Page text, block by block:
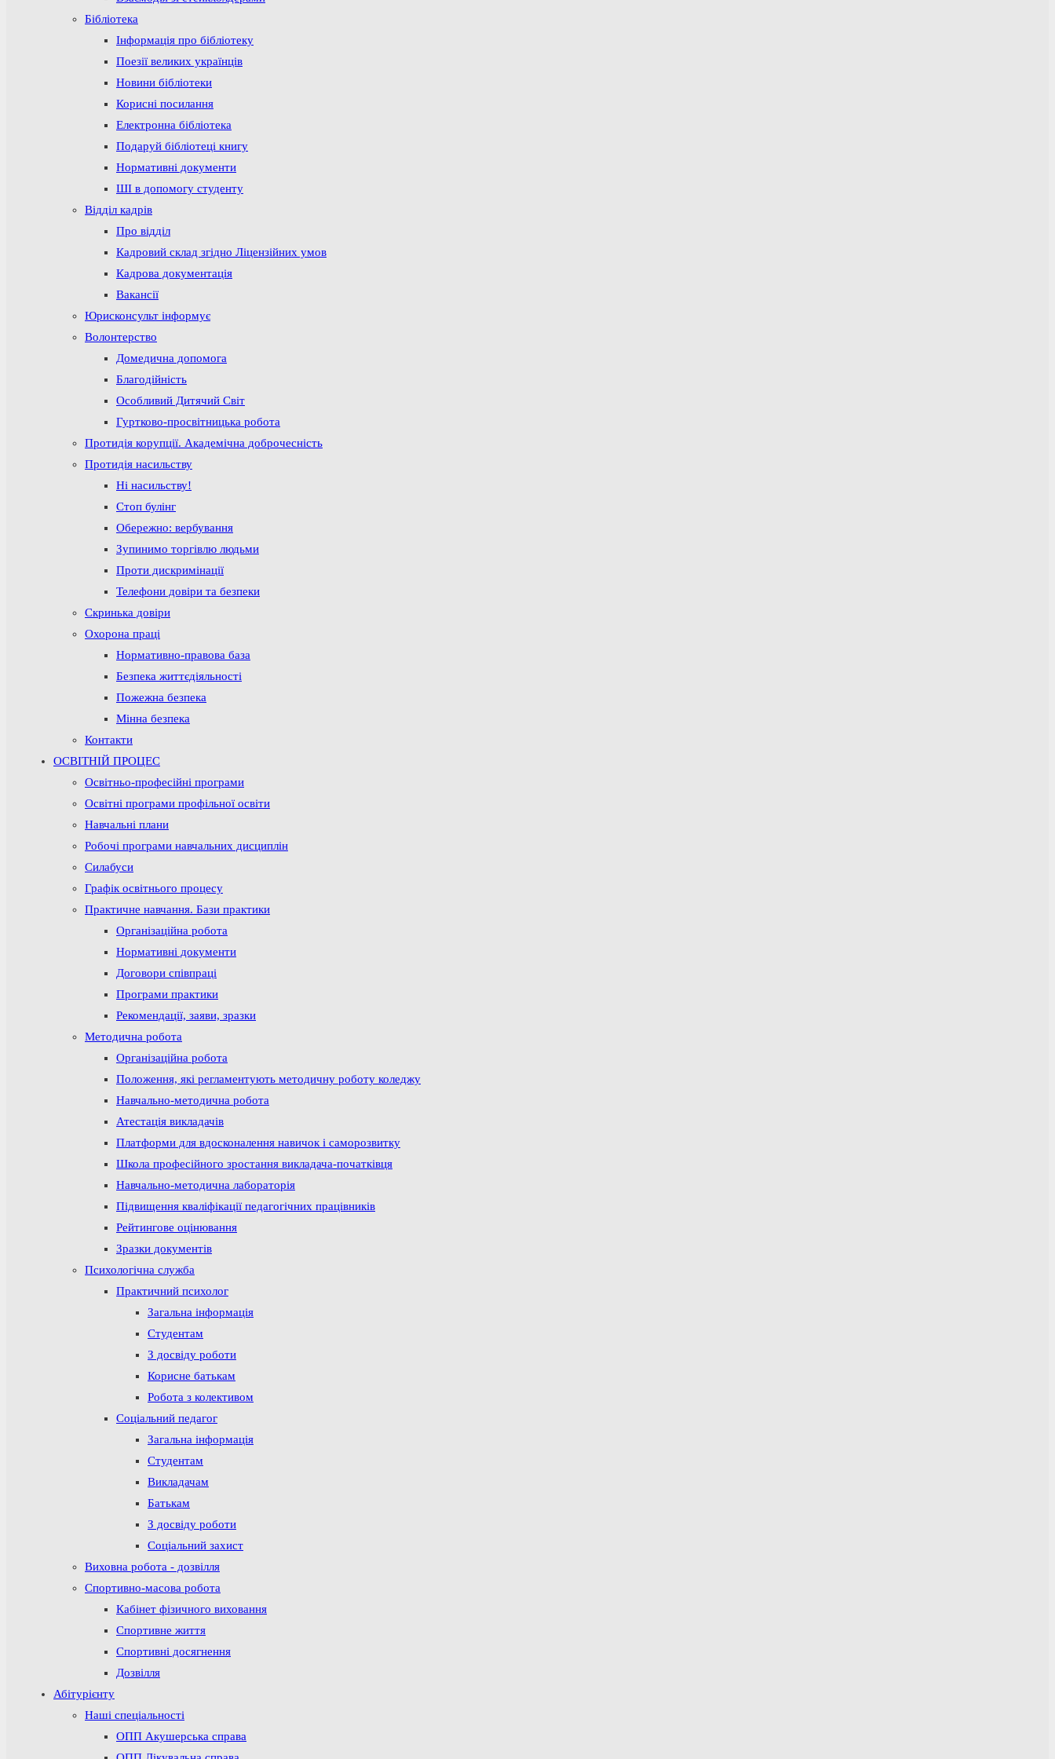
Бібліотека
Інформація про бібліотеку
Поезії великих українців
Новини бібліотеки
Корисні посилання
Електронна бібліотека
Подаруй бібліотеці книгу
Нормативні документи
ШІ в допомогу студенту
Відділ кадрів
Про відділ
Кадровий склад згідно Ліцензійних умов
Кадрова документація
Вакансії
Юрисконсульт інформує
Волонтерство
Домедична допомога
Благодійність
Особливий Дитячий Світ
Гуртково-просвітницька робота
Протидія корупції. Академічна доброчесність
Протидія насильству
Ні насильству!
Стоп булінг
Обережно: вербування
Зупинимо торгівлю людьми
Проти дискримінації
Телефони довіри та безпеки
Скринька довіри
Охорона праці
Нормативно-правова база
Безпека життєдіяльності
Пожежна безпека
Мінна безпека
Контакти
ОСВІТНІЙ ПРОЦЕС
Освітньо-професійні програми
Освітні програми профільної освіти
Навчальні плани
Робочі програми навчальних дисциплін
Силабуси
Графік освітнього процесу
Практичне навчання. Бази практики
Організаційна робота
Нормативні документи
Договори співпраці
Програми практики
Рекомендації, заяви, зразки
Методична робота
Організаційна робота
Положення, які регламентують методичну роботу коледжу
Навчально-методична робота
Атестація викладачів
Платформи для вдосконалення навичок і саморозвитку
Школа професійного зростання викладача-початківця
Навчально-методична лабораторія
Підвищення кваліфікації педагогічних працівників
Рейтингове оцінювання
Зразки документів
Психологічна служба
Практичний психолог
Загальна інформація
Студентам
З досвіду роботи
Корисне батькам
Робота з колективом
Соціальний педагог
Загальна інформація
Студентам
Викладачам
Батькам
З досвіду роботи
Соціальний захист
Виховна робота - дозвілля
Спортивно-масова робота
Кабінет фізичного виховання
Спортивне життя
Спортивні досягнення
Дозвілля
Абітурієнту
Наші спеціальності
ОПП Акушерська справа